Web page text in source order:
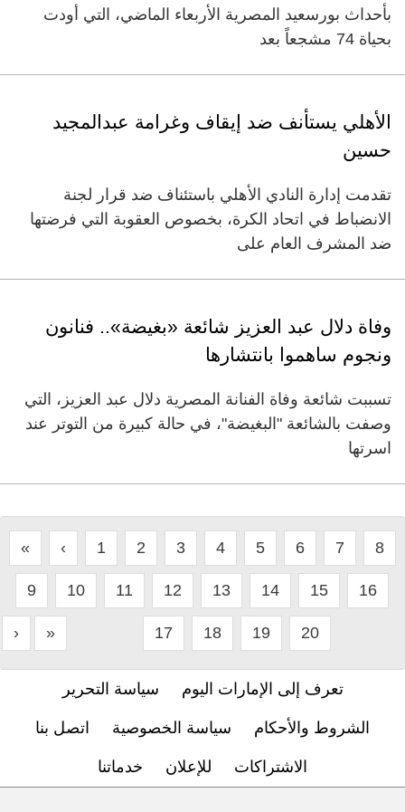
بأحداث بورسعيد المصرية الأربعاء الماضي، التي أودت
بحياة 74 مشجعاً بعد
الأهلي يستأنف ضد إيقاف وغرامة عبدالمجيد
حسين
تقدمت إدارة النادي الأهلي باستئناف ضد قرار لجنة
الانضباط في اتحاد الكرة، بخصوص العقوبة التي فرضتها
ضد المشرف العام على
وفاة دلال عبد العزيز شائعة «بغيضة».. فنانون
ونجوم ساهموا بانتشارها
تسببت شائعة وفاة الفنانة المصرية دلال عبد العزيز، التي
وصفت بالشائعة "البغيضة"، في حالة كبيرة من التوتر عند
اسرتها
« ‹ 1 2 3 4 5 6 7 8
9 10 11 12 13 14 15 16
17 18 19 20
› »
تعرف إلى الإمارات اليوم سياسة التحرير
الشروط والأحكام سياسة الخصوصية اتصل بنا
الاشتراكات للإعلان خدماتنا